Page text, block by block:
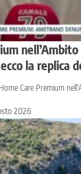
la replica
Care Premium
2026